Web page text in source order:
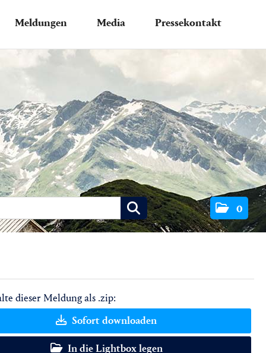
Meldungen Media Pressekontakt
0
dieser Meldung als .zip:
Sofort downloaden
In die Lightbox legen